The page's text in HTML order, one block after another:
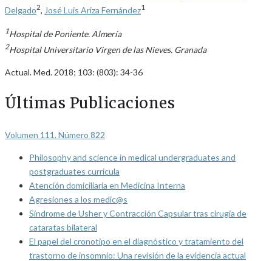
Delgado2 José Luis Ariza Fernández1
1Hospital de Poniente. Almería
2Hospital Universitario Virgen de las Nieves. Granada
Actual. Med. 2018; 103: (803): 34-36
Últimas Publicaciones
Volumen 111. Número 822
Philosophy and science in medical undergraduates and
postgraduates curricula
Atención domiciliaria en Medicina Interna
Agresiones a los medic@s
Síndrome de Usher y Contracción Capsular tras cirugía de
cataratas bilateral
El papel del cronotipo en el diagnóstico y tratamiento del
trastorno de insomnio: Una revisión de la evidencia actual